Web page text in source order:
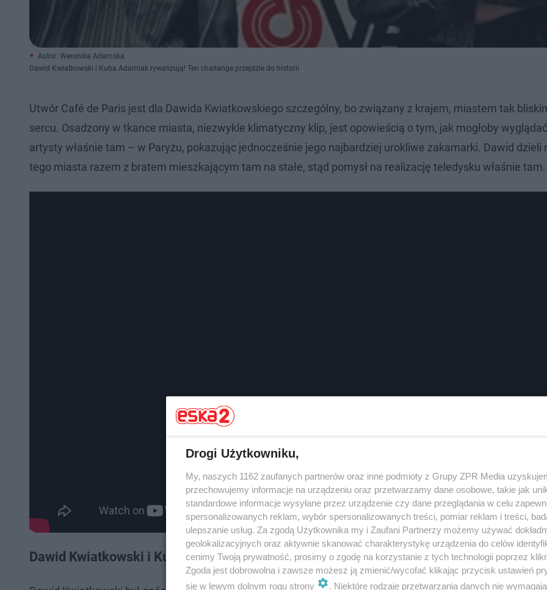
Autor: Weronika Adamska
Dawid Kwiatkowski i Kuba Adamiak rywalizują! Ten challange przejdzie do historii
Utwór Café de Paris jest dla Dawida Kwiatkowskiego szczególny, bo związany z krajem, miastem tak
sercu. Osadzony w tkance miasta, niezwykle klimatyczny klip, jest opowieścią o tym, jak mogłoby
artysty właśnie tam – w Paryżu, pokazując jednocześnie jego najbardziej urokliwe zakamarki. Dawid dzieli
tego miasta razem z bratem mieszkającym tam na stałe, stąd pomysł na realizację teledysku właśnie tam.
Dawid Kwiatkowski i Kuba Adamiak rywalizują!
Drogi Użytkowniku,
My, naszych 1162 zaufanych partnerów oraz inne podmioty z Grupy ZPR Media
przechowujemy informacje na urządzeniu oraz przetwarzamy dane osobowe, takie jak
standardowe informacje wysyłane przez urządzenie czy dane przeglądania w celu
spersonalizowanych reklam, wybór spersonalizowanych treści, pomiar reklam i treści,
ulepszanie usług. Za zgodą Użytkownika my i Zaufani Partnerzy możemy używać
geolokalizacyjnych oraz aktywnie skanować charakterystykę urządzenia do celów
cenimy Twoją prywatność, prosimy o zgodę na korzystanie z tych technologii poprzez
Zgoda jest dobrowolna i zawsze możesz ją zmienić/wycofać klikając przycisk ustawień
się w lewym dolnym rogu strony
. Niektóre rodzaje przetwarzania danych nie